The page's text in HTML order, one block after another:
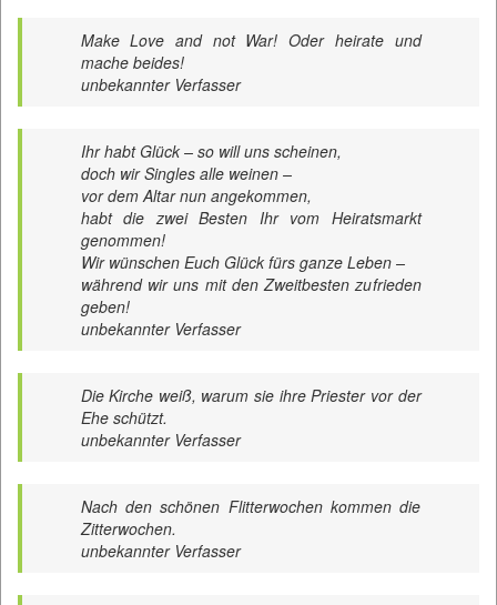
Make Love and not War! Oder heirate und
mache beides!
unbekannter Verfasser
Ihr habt Glück – so will uns scheinen,
doch wir Singles alle weinen –
vor dem Altar nun angekommen,
habt die zwei Besten Ihr vom Heiratsmarkt
genommen!
Wir wünschen Euch Glück fürs ganze Leben –
während wir uns mit den Zweitbesten zufrieden
geben!
unbekannter Verfasser
Die Kirche weiß, warum sie ihre Priester vor der
Ehe schützt.
unbekannter Verfasser
Nach den schönen Flitterwochen kommen die
Zitterwochen.
unbekannter Verfasser